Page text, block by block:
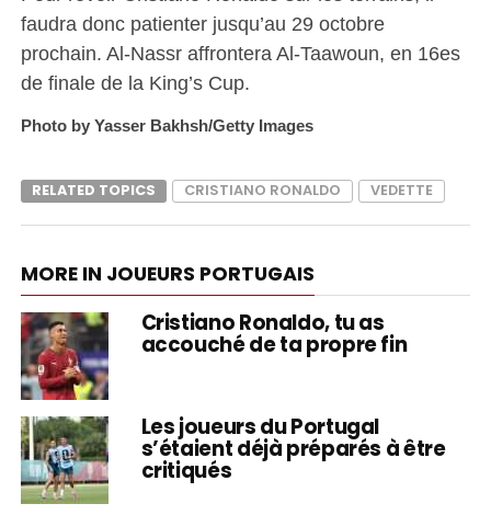
faudra donc patienter jusqu’au 29 octobre
prochain. Al-Nassr affrontera Al-Taawoun, en 16es
de finale de la King’s Cup.
Photo by Yasser Bakhsh/Getty Images
RELATED TOPICS CRISTIANO RONALDO VEDETTE
MORE IN JOUEURS PORTUGAIS
Cristiano Ronaldo, tu as
accouché de ta propre fin
Les joueurs du Portugal
s’étaient déjà préparés à être
critiqués